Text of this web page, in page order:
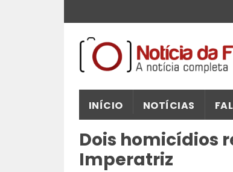
INÍCIO NOTÍCIAS
Dois homicídios
Imperatriz